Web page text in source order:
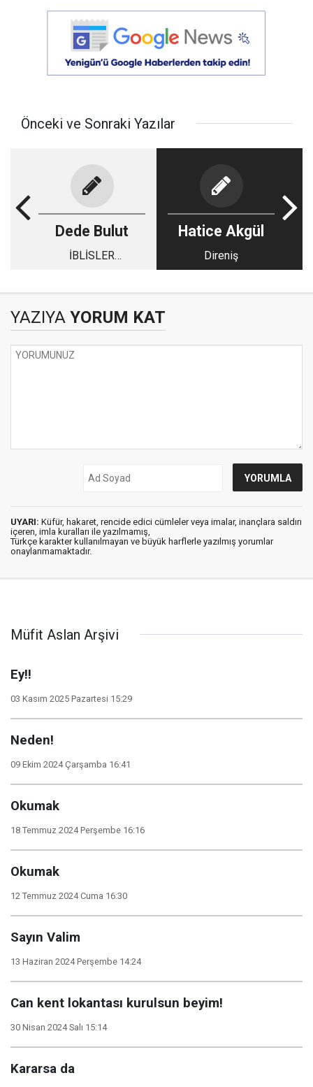
Önceki ve Sonraki Yazılar
Dede Bulut
İBLİSLER
Hatice Akgül
Direniş
YAZIYA YORUM KAT
UYARI: Küfür, hakaret, rencide edici cümleler veya imalar, inançlara saldırı
içeren, imla kuralları ile yazılmamış,
Türkçe karakter kullanılmayan ve büyük harflerle yazılmış yorumlar
onaylanmamaktadır.
Müfit Aslan Arşivi
Ey!!
03 Kasım 2025 Pazartesi 15:29
Neden!
09 Ekim 2024 Çarşamba 16:41
Okumak
18 Temmuz 2024 Perşembe 16:16
Okumak
12 Temmuz 2024 Cuma 16:30
Sayın Valim
13 Haziran 2024 Perşembe 14:24
Can kent lokantası kurulsun beyim!
30 Nisan 2024 Salı 15:14
Kararsa da